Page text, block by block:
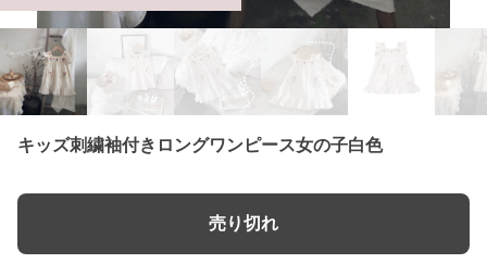
キッズ刺繍袖付きロングワンピース女の子白色
売り切れ